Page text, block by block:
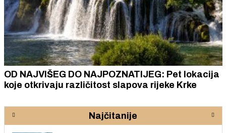
OD NAJVIŠEG DO NAJPOZNATIJEG: Pet lokacija
koje otkrivaju različitost slapova rijeke Krke
Najčitanije